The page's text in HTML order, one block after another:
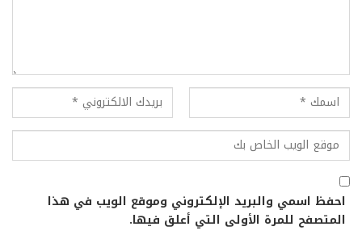
احفظ اسمي والبريد الإلكتروني وموقع الويب في هذا
المتصفح للمرة الأولى التي أعلق فيها.